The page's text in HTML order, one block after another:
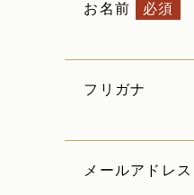
お名前 必須
フリガナ
メールアドレス